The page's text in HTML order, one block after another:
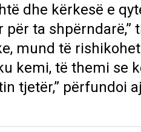
dhe kërkesë e
ta shpërndarë,”
mund të
kemi, të themi se
tjetër,” përfundoi